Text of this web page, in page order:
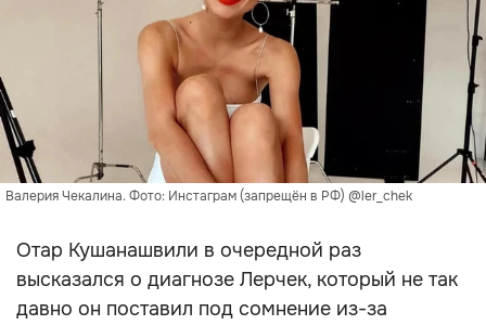
Валерия Чекалина. Фото: Инстаграм (запрещён в РФ) @ler_chek
Отар Кушанашвили в очередной раз
высказался о диагнозе Лерчек, который не так
давно он поставил под сомнение из-за